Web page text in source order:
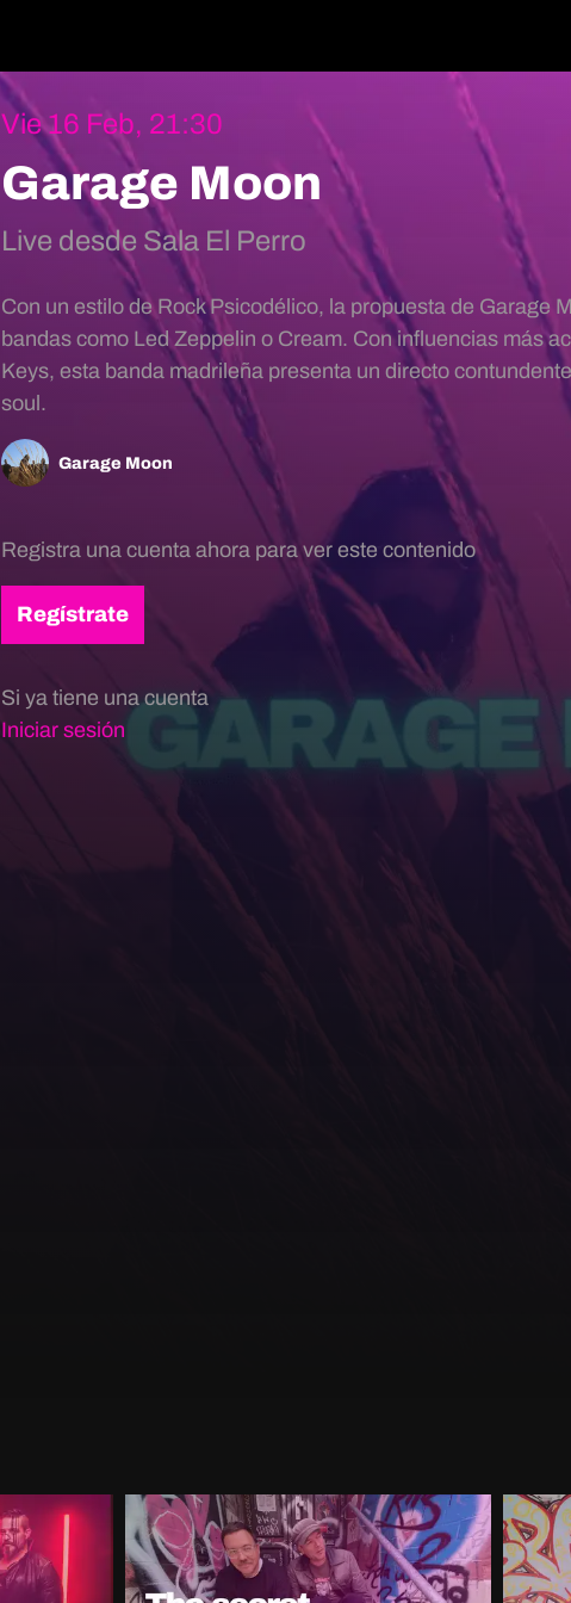
Vie 16 Feb, 21:30
Garage Moon
Live desde Sala El Perro
Con un estilo de Rock Psicodélico, la propuesta de Garage
bandas como Led Zeppelin o Cream. Con influencias más
Keys, esta banda madrileña presenta un directo
soul.
Garage Moon
Registra una cuenta ahora para ver este contenido
Regístrate
Si ya tiene una cuenta
Iniciar sesión